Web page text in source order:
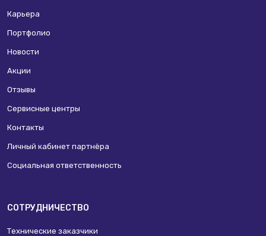
Карьера
Портфолио
Новости
Акции
Отзывы
Сервисные центры
Контакты
Личный кабинет партнёра
Социальная ответственность
СОТРУДНИЧЕСТВО
Технические заказчики